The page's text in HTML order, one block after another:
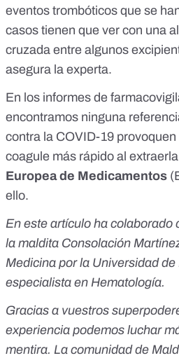
eventos trombóticos que se
casos tienen que ver con una
cruzada entre algunos
asegura la experta.
En los informes de
encontramos ninguna
contra la COVID-19
coagule más rápido al
Europea de Medicamentos
ello.
En este artículo ha colaborado
la maldita Consolación
Medicina por la Universidad
especialista en Hematología.
Gracias a vuestros
experiencia podemos luchar
mentira. La comunidad de